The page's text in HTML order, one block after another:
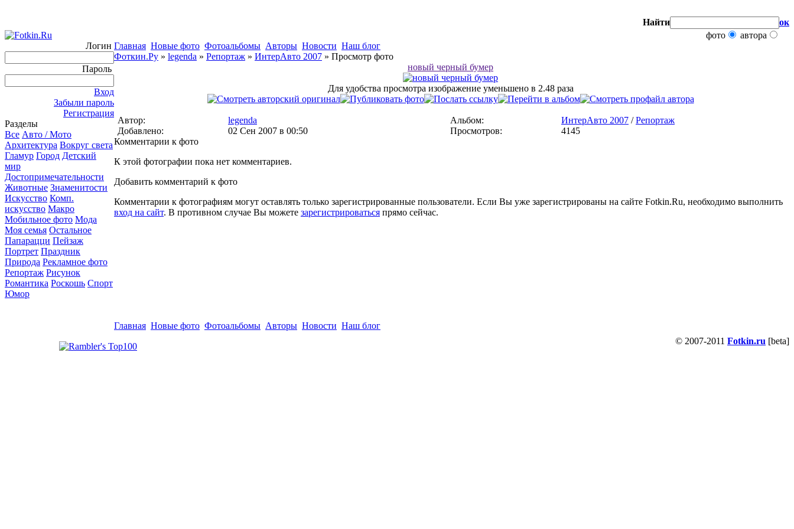
Найти
ок
фото
автора
Логин
Пароль
Вход
Забыли пароль
Регистрация
Разделы
Все Авто / Мото
Архитектура Вокруг света
Гламур Город Детский
мир
Достопримечательности
Животные Знаменитости
Искусство Комп.
искусство Макро
Мобильное фото Мода
Моя семья Остальное
Папарацци Пейзаж
Портрет Праздник
Природа Рекламное фото
Репортаж Рисунок
Романтика Роскошь Спорт
Юмор
Главная Новые фото Фотоальбомы Авторы Новости Наш блог
Фоткин.Ру » legenda » Репортаж » ИнтерАвто 2007 » Просмотр фото
новый черный бумер
Для удобства просмотра изображение уменьшено в 2.48 раза
Автор: legenda Альбом: ИнтерАвто 2007 /Репортаж
Добавлено:
02 Сен 2007 в 00:50 Просмотров:
4145
Комментарии к фото
К этой фотографии пока нет комментариев.
Добавить комментарий к фото
Комментарии к фотографиям могут оставлять только зарегистрированные пользователи. Если Вы уже зарегистрированы на сайте Fotkin.Ru, необходимо выполнить
вход на сайт. В противном случае Вы можете зарегистрироваться прямо сейчас.
Главная Новые фото Фотоальбомы Авторы Новости Наш блог
© 2007-2011 Fotkin.ru [beta]